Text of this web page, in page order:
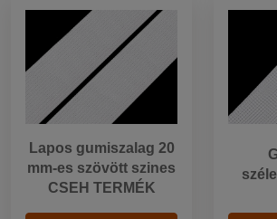
Lapos gumiszalag 20
mm-es szövött szines
CSEH TERMÉK